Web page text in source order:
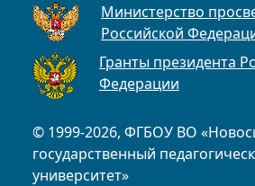
© 1999-2026, ФГБОУ ВО
государственный
университет»
Министерство
Российской
Гранты президента
Федерации